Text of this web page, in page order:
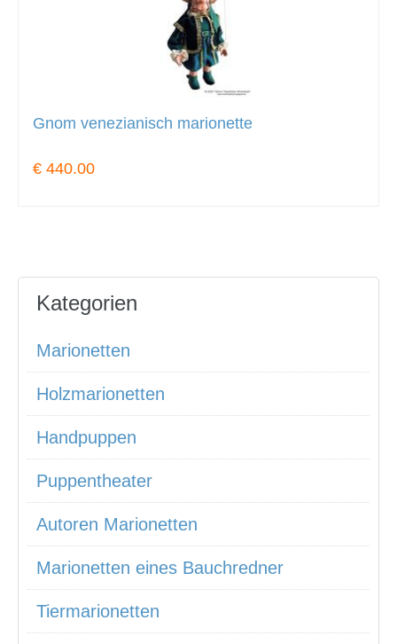
Gnom venezianisch marionette
€ 440.00
Kategorien
Marionetten
Holzmarionetten
Handpuppen
Puppentheater
Autoren Marionetten
Marionetten eines Bauchredner
Tiermarionetten